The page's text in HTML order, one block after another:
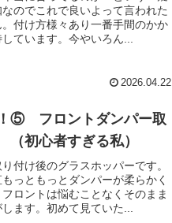
のでこれで良いよって言われた
付け方様々あり一番手間のかか
ています。今やいろん...
2026.04.22
⑤ フロントダンパー取
初心者すぎる私）
付け後のグラスホッパーです。
っともっとダンパーが柔らかく
ロントは悩むことなくそのまま
ます。初めて見ていた...